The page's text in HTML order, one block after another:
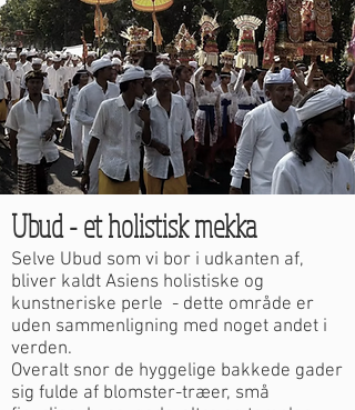
Ubud - et holistisk mekka
Selve Ubud som vi bor i udkanten af,
bliver kaldt Asiens holistiske og
kunstneriske perle - dette område er
uden sammenligning med noget andet i
verden.
Overalt snor de hyggelige bakkede gader
sig fulde af blomster-træer, små